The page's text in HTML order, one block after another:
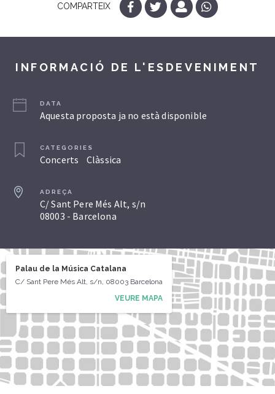
COMPARTEIX
INFORMACIÓ DE L'ESDEVENIMENT
DATA
Aquesta proposta ja no està disponible
CATEGORIES
Concerts Clàssica
ADREÇA
C/ Sant Pere Més Alt, s/n
08003 - Barcelona
Palau de la Música Catalana
C/ Sant Pere Més Alt, s/n, 08003 Barcelona
VEURE MAPA